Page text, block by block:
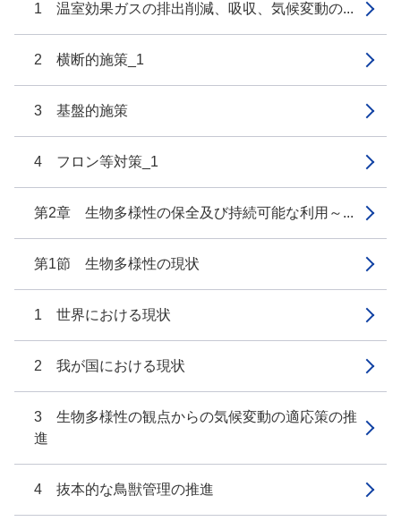
1 温室効果ガスの排出削減、吸収、気候変動の...
2 横断的施策_1
3 基盤的施策
4 フロン等対策_1
第2章 生物多様性の保全及び持続可能な利用～...
第1節 生物多様性の現状
1 世界における現状
2 我が国における現状
3 生物多様性の観点からの気候変動の適応策の推
進
4 抜本的な鳥獣管理の推進